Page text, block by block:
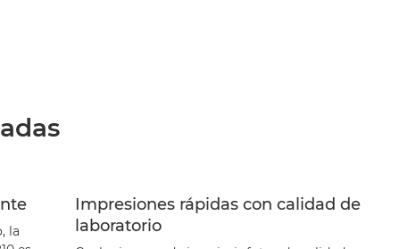
la
Impresiones rápidas con calidad de
laboratorio